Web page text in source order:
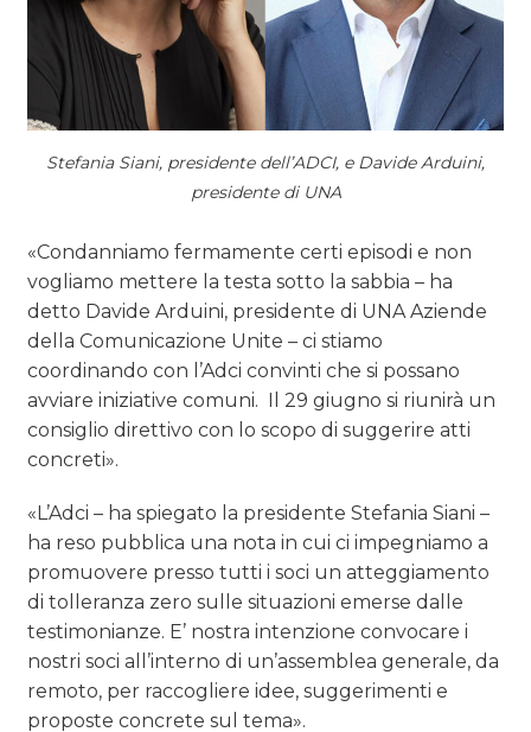
Stefania Siani, presidente dell’ADCI, e Davide Arduini,
presidente di UNA
«Condanniamo fermamente certi episodi e non
vogliamo mettere la testa sotto la sabbia – ha
detto Davide Arduini, presidente di UNA Aziende
della Comunicazione Unite – ci stiamo
coordinando con l’Adci convinti che si possano
avviare iniziative comuni.
Il 29 giugno si riunirà un
consiglio direttivo con lo scopo di suggerire atti
concreti».
«L’Adci – ha spiegato la presidente Stefania Siani –
ha reso pubblica una nota in cui ci impegniamo a
promuovere presso tutti i soci un atteggiamento
di tolleranza zero sulle situazioni emerse dalle
testimonianze. E’ nostra intenzione convocare i
nostri soci all’interno di un’assemblea generale, da
remoto, per raccogliere idee, suggerimenti e
proposte concrete sul tema».